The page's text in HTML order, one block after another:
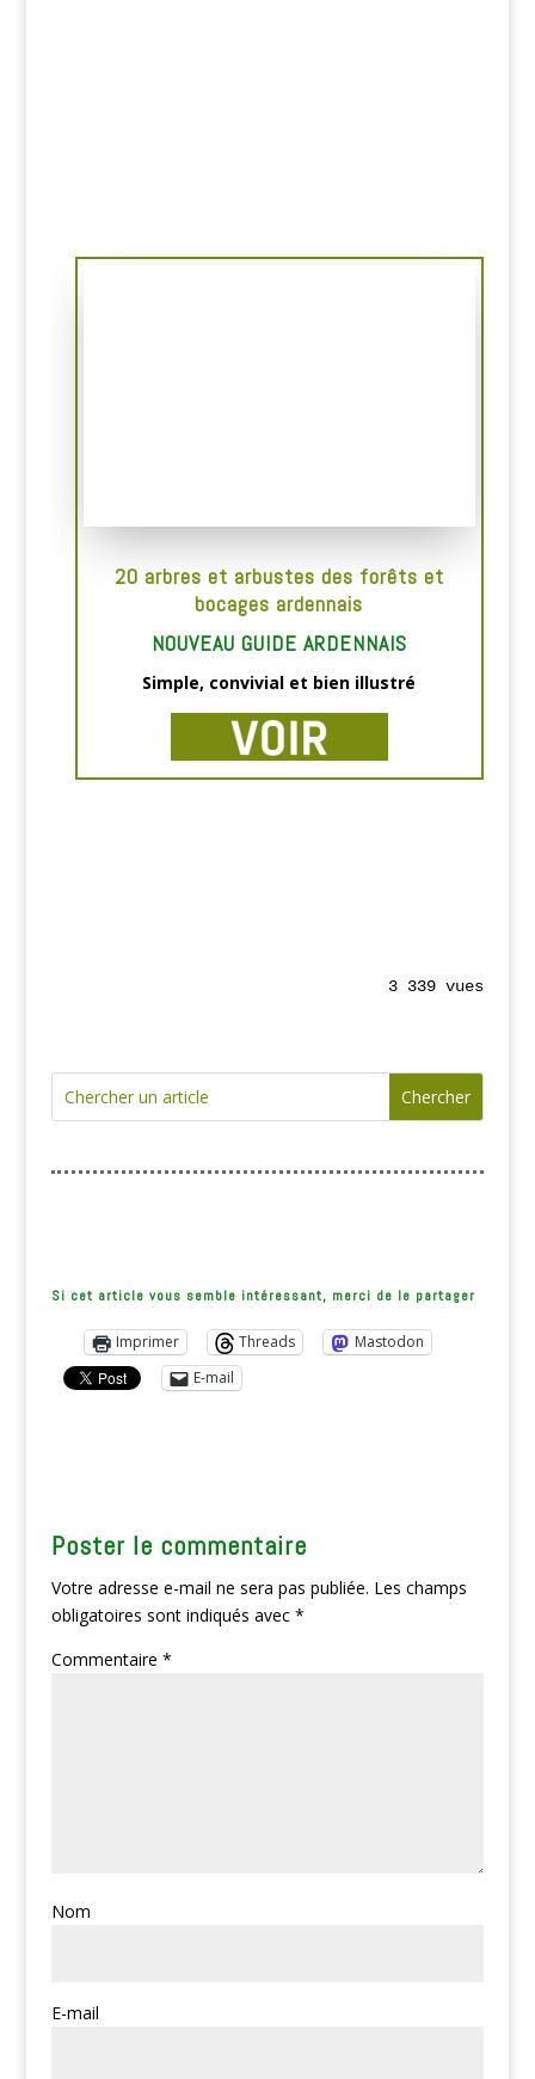
20 arbres et arbustes des forêts et
bocages ardennais
NOUVEAU GUIDE ARDENNAIS
Simple, convivial et bien illustré
3 339 vues
Si cet article vous semble intéressant, merci de le partager
Imprimer Threads
Mastodon
E-mail
Poster le commentaire
Votre adresse e-mail ne sera pas publiée. Les champs
obligatoires sont indiqués avec *
Commentaire *
Nom
E-mail